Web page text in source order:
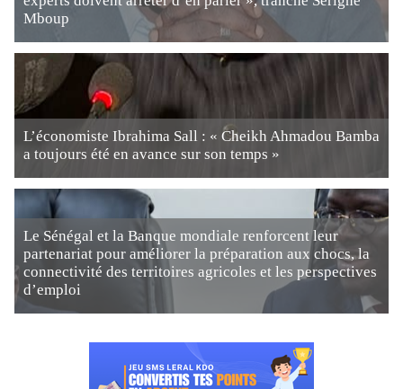
Mboup
L’économiste Ibrahima Sall : « Cheikh Ahmadou Bamba
a toujours été en avance sur son temps »
Le Sénégal et la Banque mondiale renforcent leur
partenariat pour améliorer la préparation aux chocs, la
connectivité des territoires agricoles et les perspectives
d’emploi